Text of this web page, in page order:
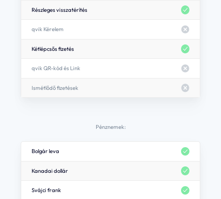
Részleges visszatérítés
qvik Kérelem
Kétlépcsős fizetés
qvik QR-kód és Link
Ismétlődő fizetések
Pénznemek:
Bolgár leva
Kanadai dollár
Svájci frank